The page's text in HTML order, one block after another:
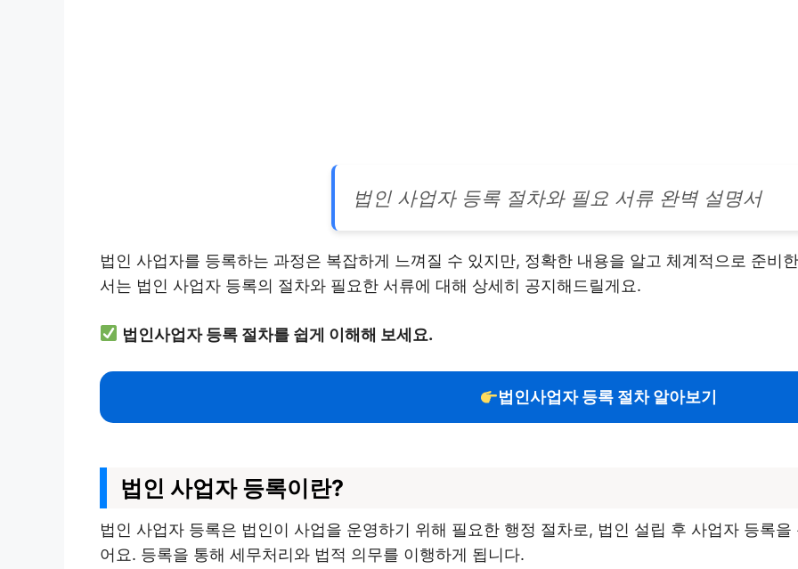
법인 사업자 등록 절차와 필요 서류 완벽 설명서
법인 사업자를 등록하는 과정은 복잡하게 느껴질 수 있지만, 정확한 내용을 알고 체계적으로 준비
서는 법인 사업자 등록의 절차와 필요한 서류에 대해 상세히 공지해드릴게요.
법인사업자 등록 절차를 쉽게 이해해 보세요.
법인사업자 등록 절차 알아보기
법인 사업자 등록이란?
법인 사업자 등록은 법인이 사업을 운영하기 위해 필요한 행정 절차로, 법인 설립 후 사업자 등록
어요. 등록을 통해 세무처리와 법적 의무를 이행하게 됩니다.